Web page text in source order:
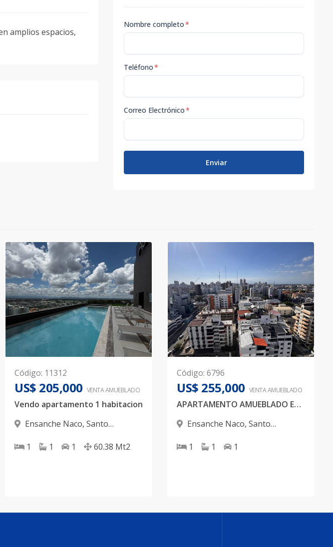
amplios espacios,
Nombre completo*
Teléfono*
Correo Electrónico*
Enviar
Código: 11312
US$ 205,000 VENTA AMUEBLADO
Vendo apartamento 1 habitacion
Ensanche Naco, Santo
1
1 1 60.38 Mt2
Código: 6796
US$ 255,000 VENTA AMUEBLADO
APARTAMENTO AMUEBLADO EN NACO, PISCINA, GYM, 1 HABITAION
Ensanche Naco, Santo
1
1 1